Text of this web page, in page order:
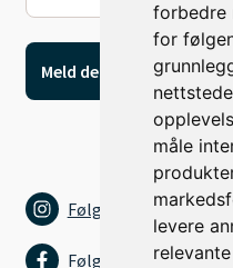
forbedre
for
måle
levere
Følg oss på
Følg oss på Facebook